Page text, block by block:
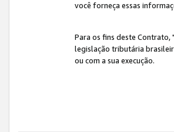
você forneça essas
Para os fins deste
legislação tributária
ou com a sua execução.